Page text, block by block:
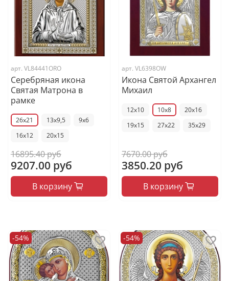
арт. VL84441ORO
Серебряная икона
Святая Матрона в
рамке
26x21 13x9,5
9x6
16x12
20x15
16895.40 руб
9207.00 руб
В корзину
арт. VL6398OW
Икона Святой Архангел
Михаил
12x10 10x8
20x16
19x15
27x22 35x29
7670.00 руб
3850.20 руб
В корзину
-54% -54%